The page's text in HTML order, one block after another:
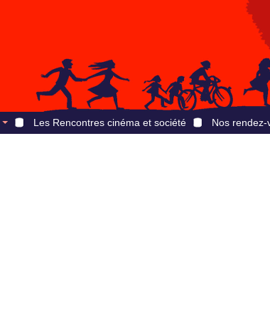
Les Rencontres cinéma et société Nos rendez-